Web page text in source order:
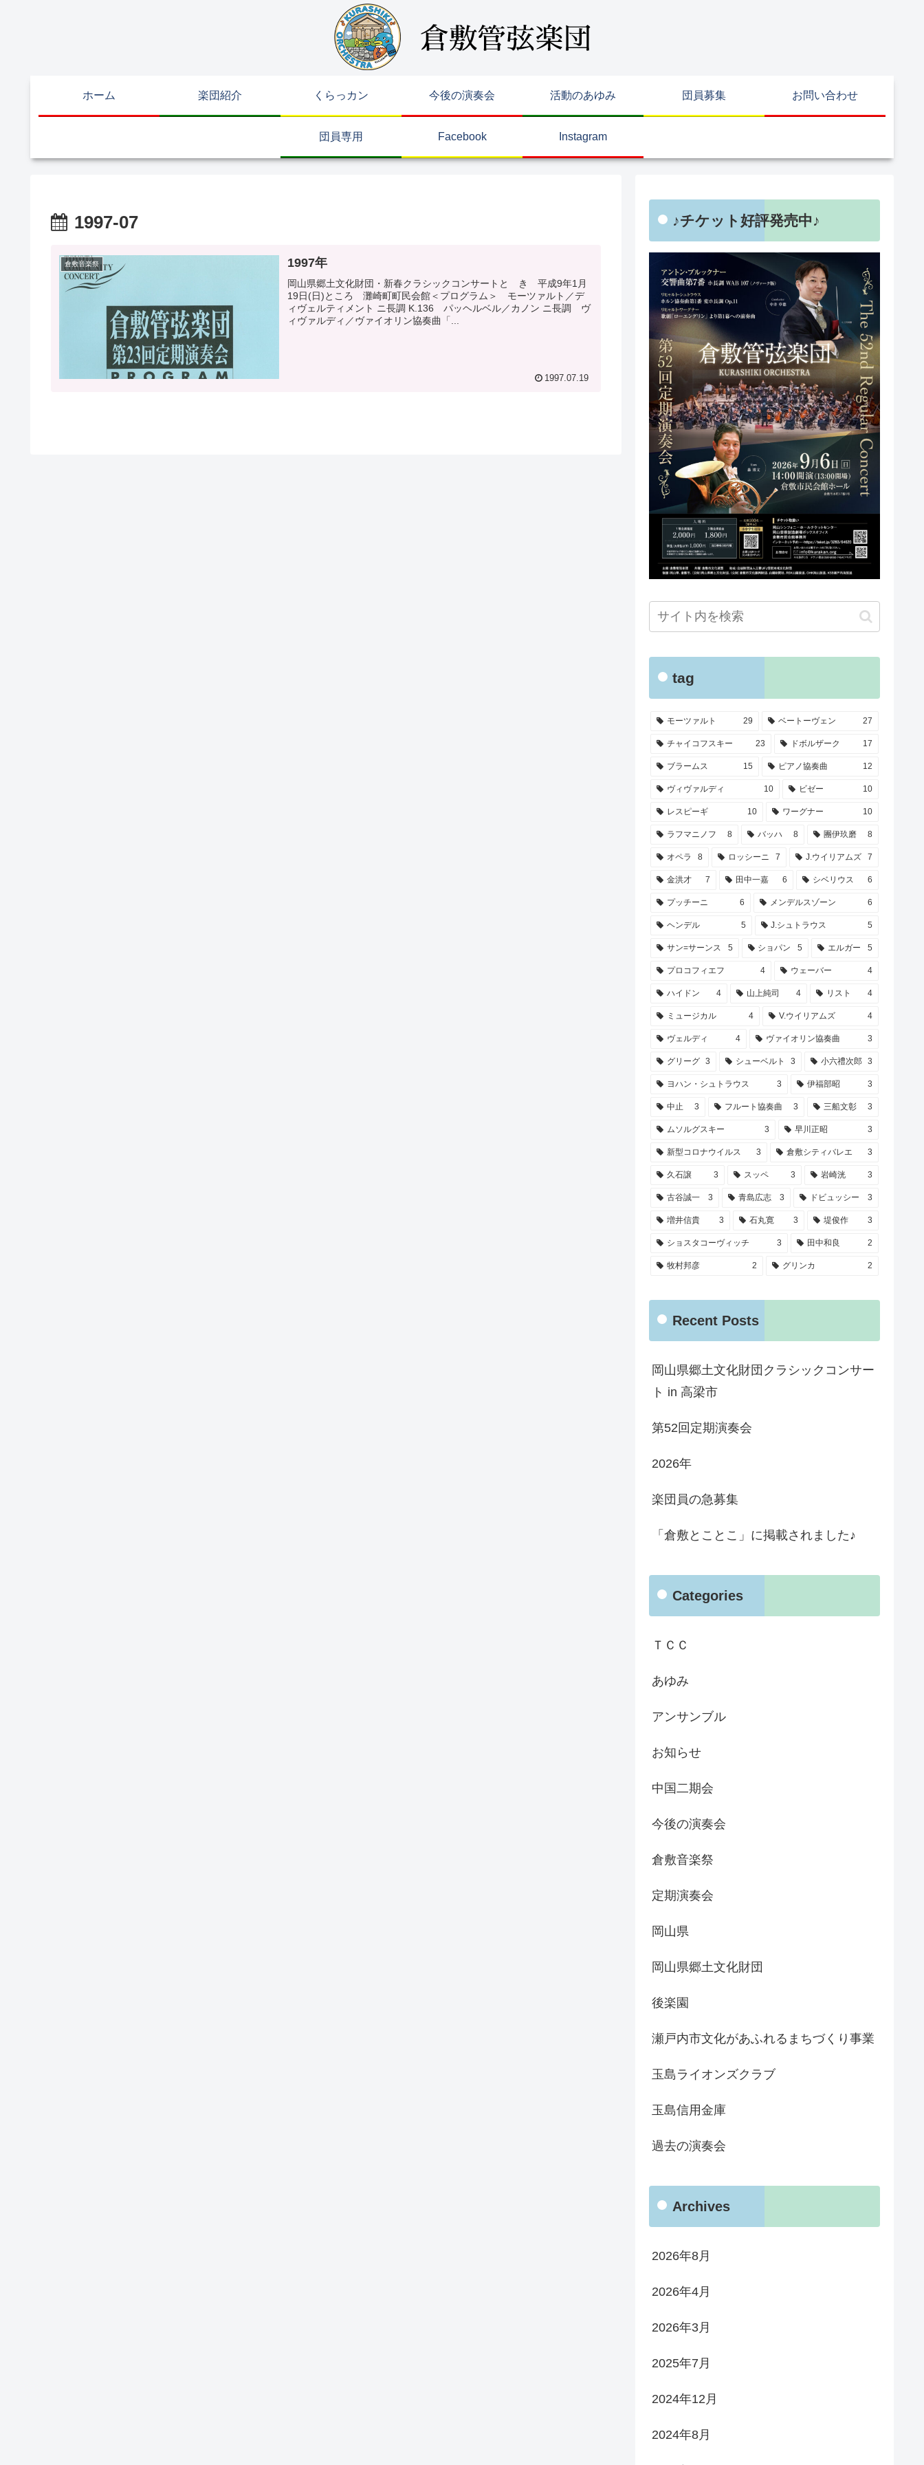
ホーム 楽団紹介 くらっカン 今後の演奏会 活動のあゆみ 団員募集 お問い合わせ
団員専用 Facebook Instagram
1997-07
倉敷音楽祭 1997年
岡山県郷土文化財団・新春クラシックコンサートと き 平成9年1月
19日(日)ところ 灘崎町町民会館＜プログラム＞ モーツァルト／デ
ィヴェルティメント ニ長調 K.136 パッヘルベル／カノン ニ長調 ヴ
ィヴァルディ／ヴァイオリン協奏曲「...
1997.07.19
♪チケット好評発売中♪
tag
モーツァルト 29 ベートーヴェン 27
チャイコフスキー 23 ドボルザーク 17
ブラームス 15 ピアノ協奏曲 12
ヴィヴァルディ 10 ビゼー 10
レスピーギ 10 ワーグナー 10
ラフマニノフ 8 バッハ 8 團伊玖磨 8
オペラ 8 ロッシーニ 7 J.ウイリアムズ 7
金洪才 7 田中一嘉 6 シベリウス 6
プッチーニ 6 メンデルスゾーン 6
ヘンデル 5 J.シュトラウス 5
サン=サーンス 5 ショパン 5 エルガー 5
プロコフィエフ 4 ウェーバー 4
ハイドン 4 山上純司 4 リスト 4
ミュージカル 4 V.ウイリアムズ 4
ヴェルディ 4 ヴァイオリン協奏曲 3
グリーグ 3 シューベルト 3 小六禮次郎 3
ヨハン・シュトラウス 3 伊福部昭 3
中止 3 フルート協奏曲 3 三船文彰 3
ムソルグスキー 3 早川正昭 3
新型コロナウイルス 3 倉敷シティバレエ 3
久石譲 3 スッペ 3 岩崎洸 3
古谷誠一 3 青島広志 3 ドビュッシー 3
増井信貴 3 石丸寛 3 堤俊作 3
ショスタコーヴィッチ 3 田中和良 2
牧村邦彦 2 グリンカ 2
Recent Posts
岡山県郷土文化財団クラシックコンサー
ト in 高梁市
第52回定期演奏会
2026年
楽団員の急募集
「倉敷とことこ」に掲載されました♪
Categories
ＴＣＣ
あゆみ
アンサンブル
お知らせ
中国二期会
今後の演奏会
倉敷音楽祭
定期演奏会
岡山県
岡山県郷土文化財団
後楽園
瀬戸内市文化があふれるまちづくり事業
玉島ライオンズクラブ
玉島信用金庫
過去の演奏会
Archives
2026年8月
2026年4月
2026年3月
2025年7月
2024年12月
2024年8月